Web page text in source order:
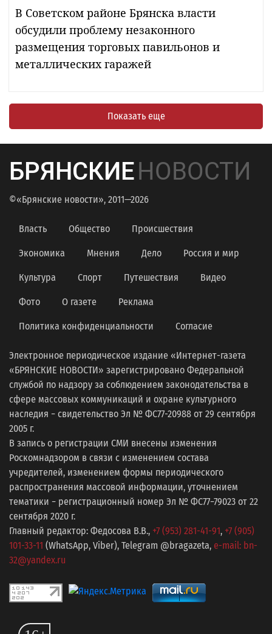
В Советском районе Брянска власти
обсудили проблему незаконного
размещения торговых павильонов и
металлических гаражей
Показать еще
БРЯНСКИЕНОВОСТИ
©«Брянские новости», 2011—2026
Власть Общество Происшествия
Экономика Мнения Дело Россия и мир
Культура Спорт Путешествия Видео
Фото О газете Реклама
Политика конфиденциальности Согласие
Электронное периодическое издание «Интернет-газета
«БРЯНСКИЕ НОВОСТИ» зарегистрировано Федеральной
службой по надзору за соблюдением законодательства в
сфере массовых коммуникаций и охране культурного
наследия − свидетельство Эл № ФС77-20988 от 29 сентября
2005 г.
В запись о регистрации СМИ внесены изменения
Роскомнадзором в связи с изменением состава
учредителей, изменением формы периодического
распространения массовой информации, уточнением
тематики − регистрационный номер Эл № ФС77−79023 от 22
сентября 2020 г.
Главный редактор: Федосова В.В., +7 (953) 281-41-91, +7 (905)
101-33-11 (WhatsApp, Viber), Telegram @bragazeta, e-mail: bn-
32@yandex.ru